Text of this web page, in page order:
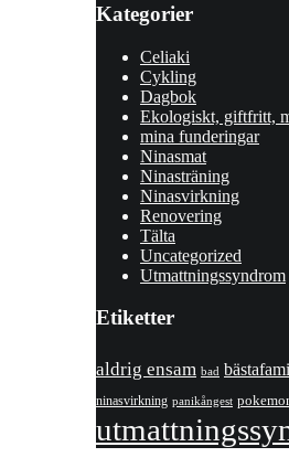
Kategorier
Celiaki
Cykling
Dagbok
Ekologiskt, giftfritt,
mina funderingar
Ninasmat
Ninasträning
Ninasvirkning
Renovering
Tälta
Uncategorized
Utmattningssyndrom
Etiketter
aldrig ensam bad
ninasvirkning panikångest